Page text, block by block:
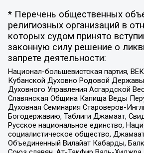
* Перечень общественных
религиозных организаций в
которых судом принято
законную силу решение о
запрете деятельности:
Национал-большевистская партия,
Кубанской Духовно Родовой
Духовного Управления Асгардской
Славянская Община Капища Веды
Духовная Семинария Староверов-
Богодержавию, Таблиги Джамаат,
Русское национальное единство,
социалистическое общество,
Объединенный Вилайат Кабарды,